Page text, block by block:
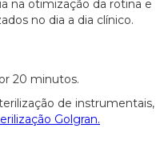
na otimização da rotina e
no dia a dia clínico.
20 minutos.
de instrumentais,
Golgran.